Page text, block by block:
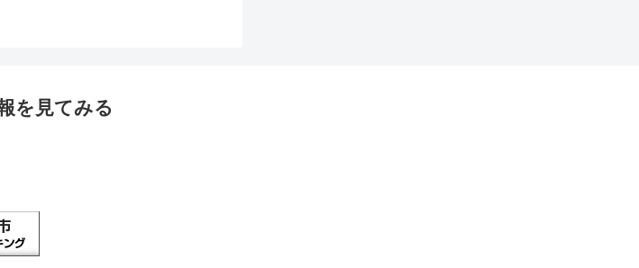
を見てみる